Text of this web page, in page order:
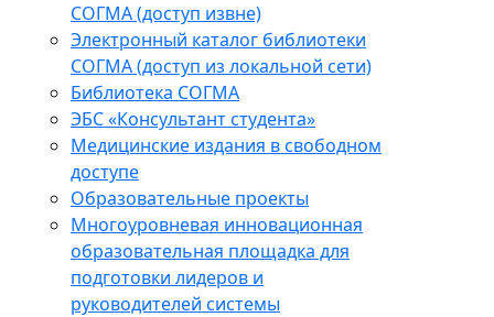
СОГМА (доступ извне)
Электронный каталог библиотеки
СОГМА (доступ из локальной сети)
Библиотека СОГМА
ЭБС «Консультант студента»
Медицинские издания в свободном
доступе
Образовательные проекты
Многоуровневая инновационная
образовательная площадка для
подготовки лидеров и
руководителей системы